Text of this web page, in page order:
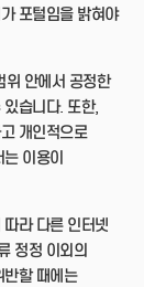
포털임을 밝혀야
위 안에서 공정한
습니다. 또한,
개인적으로
이용이
라 다른 인터넷
정정 이외의
할 때에는